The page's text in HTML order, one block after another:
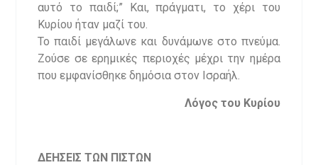
αυτό το παιδί;” Και, πράγματι, το χέρι του
Κυρίου ήταν μαζί του.
Το παιδί μεγάλωνε και δυνάμωνε στο πνεύμα.
Ζούσε σε ερημικές περιοχές μέχρι την ημέρα
που εμφανίσθηκε δημόσια στον Ισραήλ.
Λόγος του Κυρίου
ΔΕΗΣΕΙΣ ΤΩΝ ΠΙΣΤΩΝ